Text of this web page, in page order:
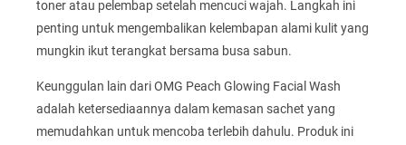
toner atau pelembap setelah mencuci wajah. Langkah ini
penting untuk mengembalikan kelembapan alami kulit yang
mungkin ikut terangkat bersama busa sabun.
Keunggulan lain dari OMG Peach Glowing Facial Wash
adalah ketersediaannya dalam kemasan sachet yang
memudahkan untuk mencoba terlebih dahulu. Produk ini